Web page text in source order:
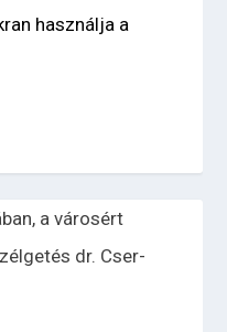
használja a